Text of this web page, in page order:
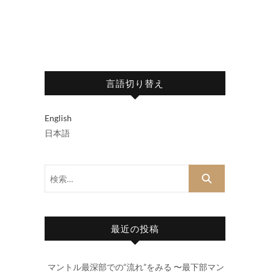
言語切り替え
English
日本語
最近の投稿
マントル最深部での“流れ”をみる 〜最下部マン